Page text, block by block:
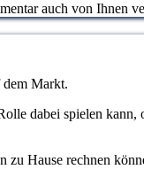
auch von Ihnen
dem Markt.
dabei spielen kann,
zu Hause rechnen